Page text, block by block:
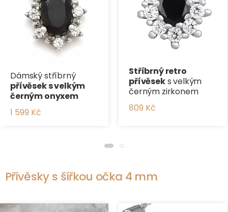
Dámský stříbrný
přívěsek s velkým
černým onyxem
1 599 Kč
Stříbrný retro
přívěseks velkým
černým zirkonem
809 Kč
Přívěsky s šířkou očka 4 mm